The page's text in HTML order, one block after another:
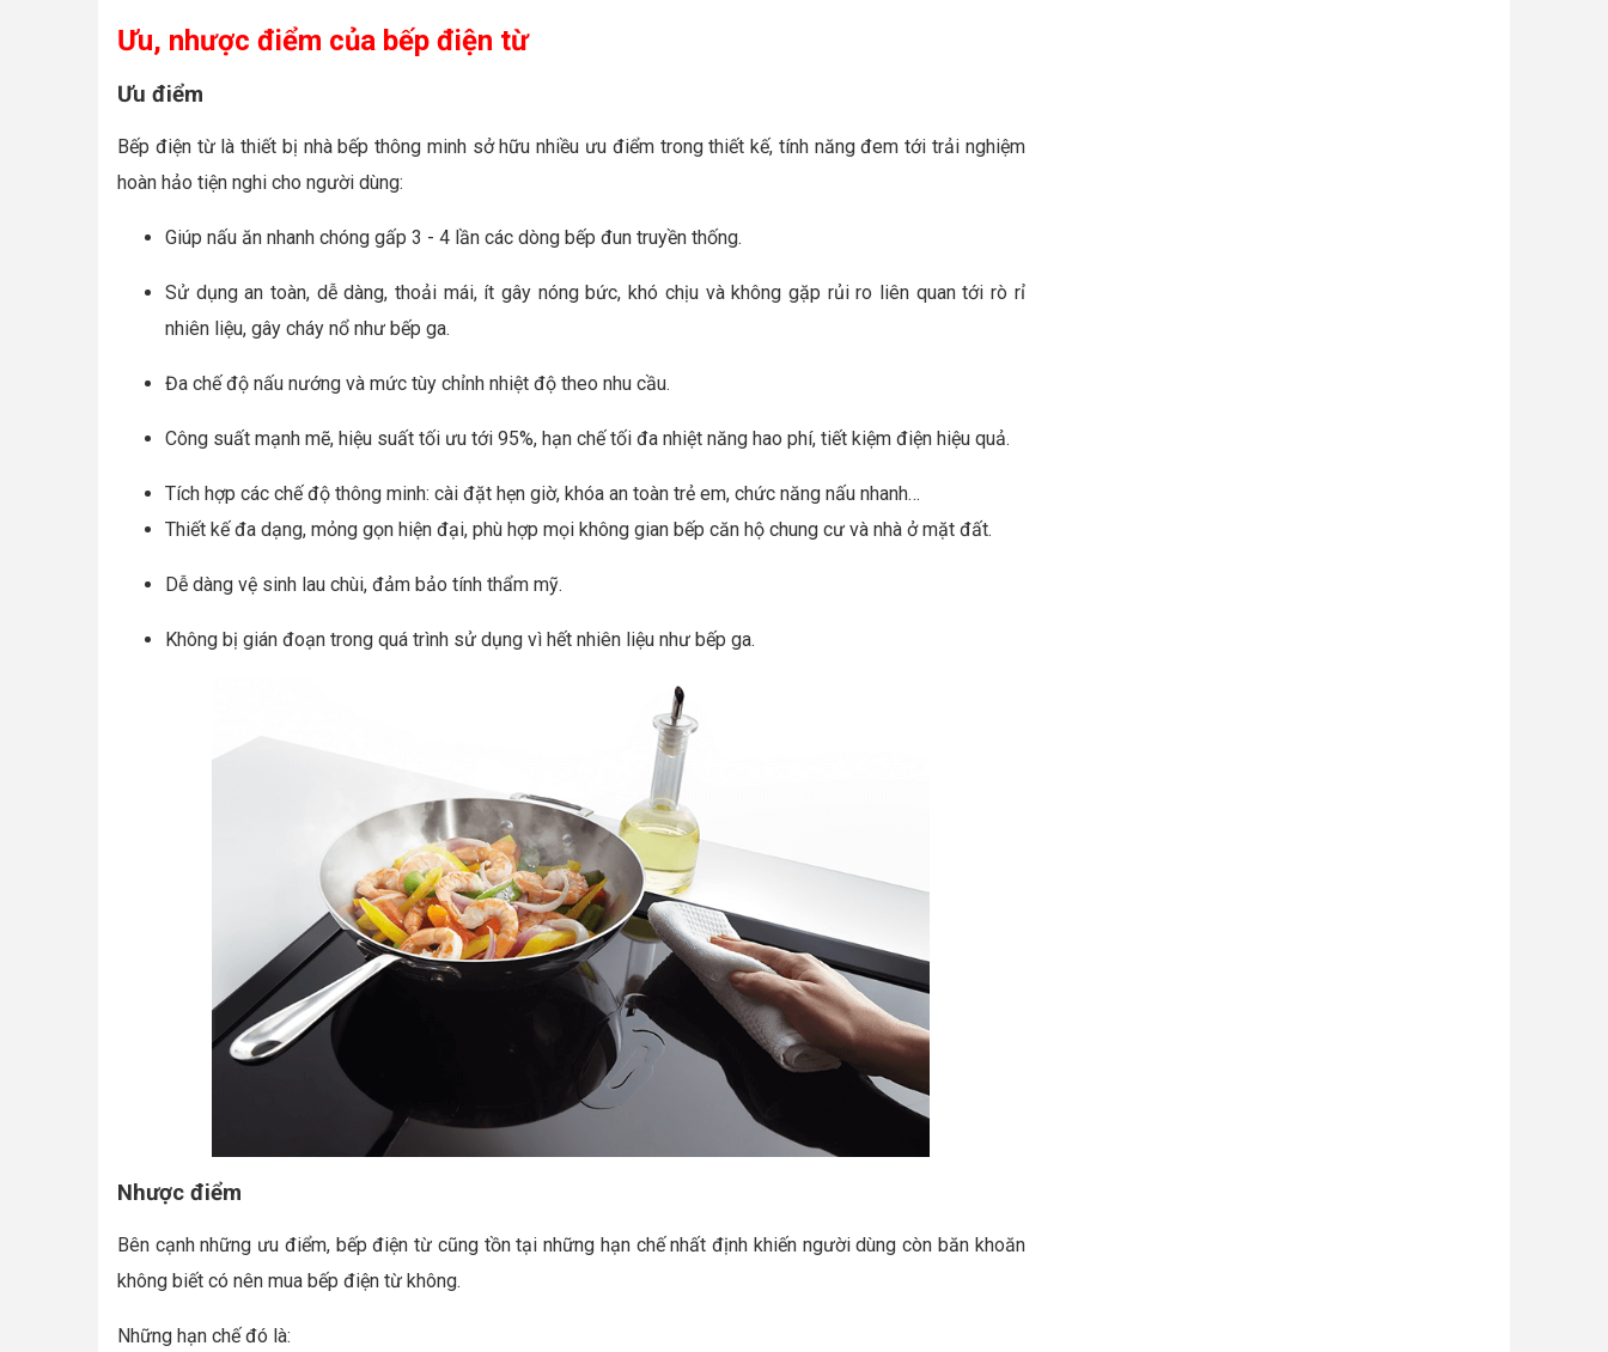
Ưu, nhược điểm của bếp điện từ
Ưu điểm
Bếp điện từ là thiết bị nhà bếp thông minh sở hữu nhiều ưu điểm trong thiết kế, tính năng đem tới trải nghiệm
hoàn hảo tiện nghi cho người dùng:
Giúp nấu ăn nhanh chóng gấp 3 - 4 lần các dòng bếp đun truyền thống.
Sử dụng an toàn, dễ dàng, thoải mái, ít gây nóng bức, khó chịu và không gặp rủi ro liên quan tới rò rỉ
nhiên liệu, gây cháy nổ như bếp ga.
Đa chế độ nấu nướng và mức tùy chỉnh nhiệt độ theo nhu cầu.
Công suất mạnh mẽ, hiệu suất tối ưu tới 95%, hạn chế tối đa nhiệt năng hao phí, tiết kiệm điện hiệu quả.
Tích hợp các chế độ thông minh: cài đặt hẹn giờ, khóa an toàn trẻ em, chức năng nấu nhanh…
Thiết kế đa dạng, mỏng gọn hiện đại, phù hợp mọi không gian bếp căn hộ chung cư và nhà ở mặt đất.
Dễ dàng vệ sinh lau chùi, đảm bảo tính thẩm mỹ.
Không bị gián đoạn trong quá trình sử dụng vì hết nhiên liệu như bếp ga.
Nhược điểm
Bên cạnh những ưu điểm, bếp điện từ cũng tồn tại những hạn chế nhất định khiến người dùng còn băn khoăn
không biết có nên mua bếp điện từ không.
Những hạn chế đó là: